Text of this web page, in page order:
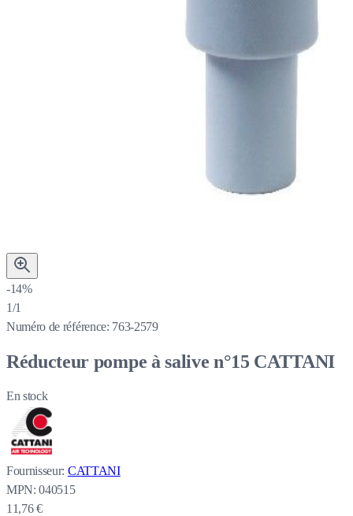
-14%
1/1
Numéro de référence: 763-2579
Réducteur pompe à salive n°15 CATTANI
En stock
Fournisseur: CATTANI
MPN: 040515
11,76 €